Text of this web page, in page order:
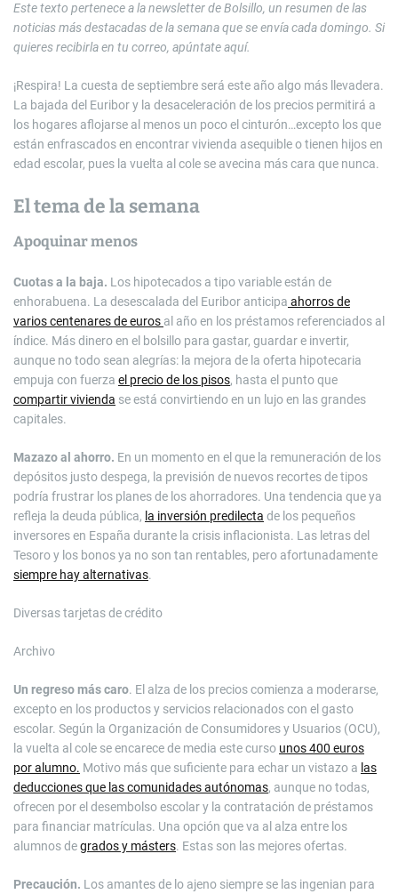
Este texto pertenece a la newsletter de Bolsillo, un resumen de las
noticias más destacadas de la semana que se envía cada domingo. Si
quieres recibirla en tu correo, apúntate aquí.
¡Respira! La cuesta de septiembre será este año algo más llevadera.
La bajada del Euribor y la desaceleración de los precios permitirá a
los hogares aflojarse al menos un poco el cinturón…excepto los que
están enfrascados en encontrar vivienda asequible o tienen hijos en
edad escolar, pues la vuelta al cole se avecina más cara que nunca.
El tema de la semana
Apoquinar menos
Cuotas a la baja. Los hipotecados a tipo variable están de
enhorabuena. La desescalada del Euribor anticipa ahorros de
varios centenares de euros al año en los préstamos referenciados al
índice. Más dinero en el bolsillo para gastar, guardar e invertir,
aunque no todo sean alegrías: la mejora de la oferta hipotecaria
empuja con fuerza el precio de los pisos, hasta el punto que
compartir vivienda se está convirtiendo en un lujo en las grandes
capitales.
Mazazo al ahorro. En un momento en el que la remuneración de los
depósitos justo despega, la previsión de nuevos recortes de tipos
podría frustrar los planes de los ahorradores. Una tendencia que ya
refleja la deuda pública, la inversión predilecta de los pequeños
inversores en España durante la crisis inflacionista. Las letras del
Tesoro y los bonos ya no son tan rentables, pero afortunadamente
siempre hay alternativas.
Diversas tarjetas de crédito
Archivo
Un regreso más caro. El alza de los precios comienza a moderarse,
excepto en los productos y servicios relacionados con el gasto
escolar. Según la Organización de Consumidores y Usuarios (OCU),
la vuelta al cole se encarece de media este curso unos 400 euros
por alumno. Motivo más que suficiente para echar un vistazo a las
deducciones que las comunidades autónomas, aunque no todas,
ofrecen por el desembolso escolar y la contratación de préstamos
para financiar matrículas. Una opción que va al alza entre los
alumnos degrados y másters. Estas son las mejores ofertas.
Precaución. Los amantes de lo ajeno siempre se las ingenian para